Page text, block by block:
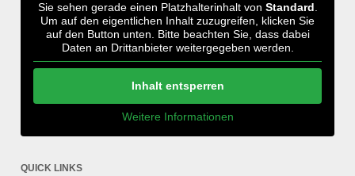
Sie sehen gerade einen Platzhalterinhalt von Standard
Um auf den eigentlichen Inhalt zuzugreifen, klicken Sie
auf den Button unten. Bitte beachten Sie, dass dabei
Daten an Drittanbieter weitergegeben werden.
Inhalt entsperren
Weitere Informationen
QUICK LINKS